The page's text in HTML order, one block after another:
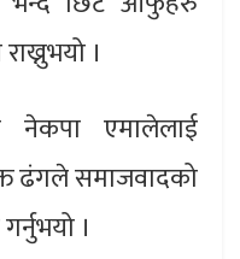
।
नेकपा एमालेलाई
ढंगले समाजवादको
।